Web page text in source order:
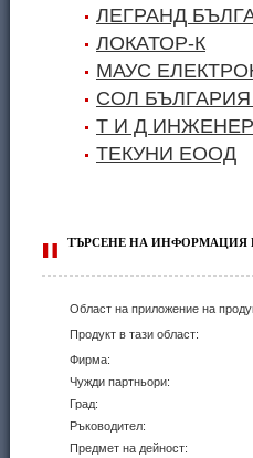
ЛЕГРАНД
ЛОКАТОР-К
МАУС
СОЛ
Т И Д
ТЕКУНИ ЕООД
ТЪРСЕНЕ НА ИНФОРМАЦИЯ
Област на приложение на
Продукт в тази област:
Фирма:
Чужди партньори:
Град:
Ръководител:
Предмет на дейност: